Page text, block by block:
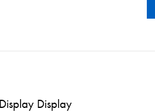
Display